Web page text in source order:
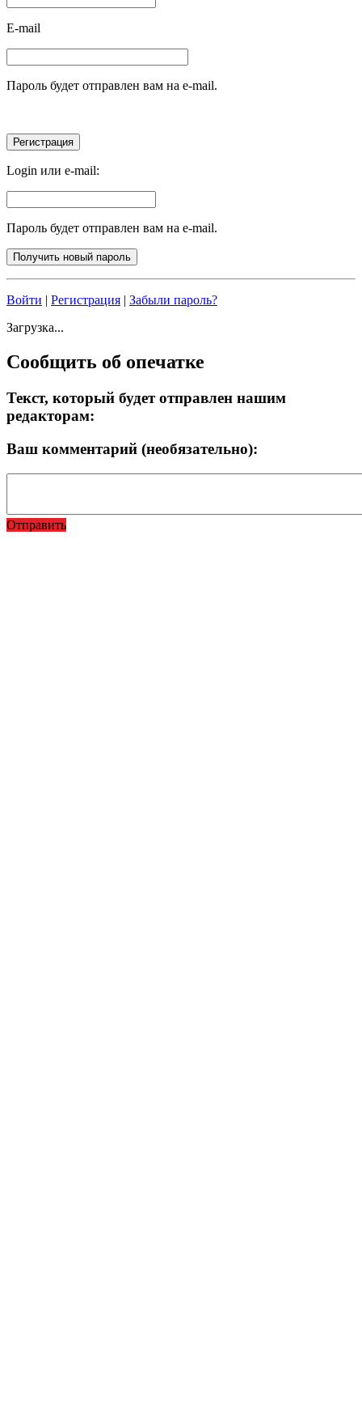
E-mail
Пароль будет отправлен вам на e-mail.
Login или e-mail:
Пароль будет отправлен вам на e-mail.
Войти Регистрация
Забыли пароль?
Загрузка...
Сообщить об опечатке
Текст, который будет отправлен нашим
редакторам:
Ваш комментарий (необязательно):
Отправить